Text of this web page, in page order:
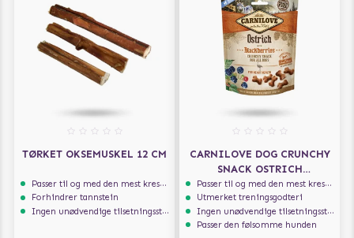
TØRKET OKSEMUSKEL 12 CM
Passer til og med den mest kresne hunden
Forhindrer tannstein
Ingen unødvendige tilsetningsstoffer
CARNILOVE DOG CRUNCHY
SNACK OSTRICH
BLACKBERRIES 200G
Passer til og med den mest kresne hunden
Utmerket treningsgodteri
Ingen unødvendige tilsetningsstoffer
Passer den følsomme hunden